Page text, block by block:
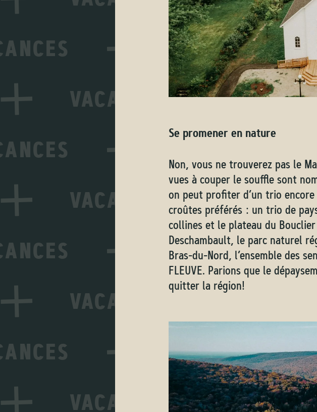
Se promener en nature
Non, vous ne trouverez pas le
vues à couper le souffle sont
on peut profiter d’un trio
croûtes préférés : un trio de
collines et le plateau du
Deschambault, le parc naturel
Bras-du-Nord, l’ensemble des
FLEUVE. Parions que le
quitter la région!